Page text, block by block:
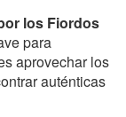
los Fiordos
para
aprovechar los
auténticas